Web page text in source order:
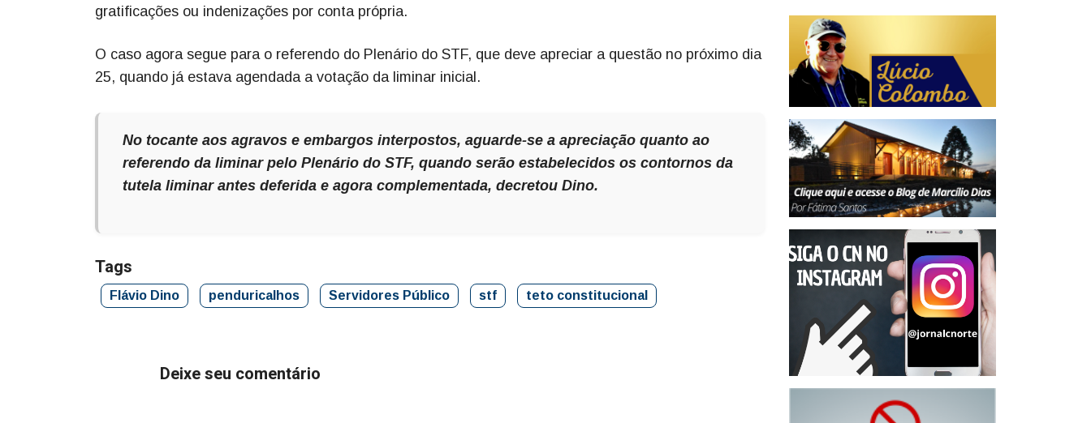
gratificações ou indenizações por conta própria.
O caso agora segue para o referendo do Plenário do STF, que deve apreciar a questão no próximo dia
25, quando já estava agendada a votação da liminar inicial.
No tocante aos agravos e embargos interpostos, aguarde-se a apreciação quanto ao
referendo da liminar pelo Plenário do STF, quando serão estabelecidos os contornos da
tutela liminar antes deferida e agora complementada, decretou Dino.
Tags
Flávio Dino penduricalhos Servidores Público stf teto constitucional
Deixe seu comentário